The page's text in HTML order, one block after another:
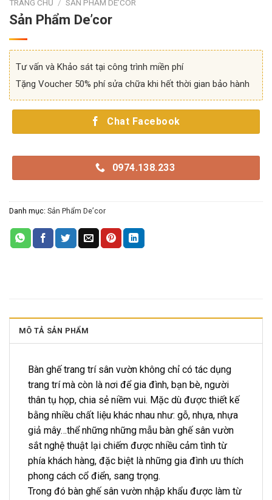
TRANG CHỦ / SẢN PHẨM DE’COR
Sản Phẩm De’cor
Tư vấn và Khảo sát tại công trình miền phí
Tặng Voucher 50% phí sửa chữa khi hết thời gian bảo hành
Chat Facebook
0974.138.233
Danh mục: Sản Phẩm De’cor
MÔ TẢ SẢN PHẨM
Bàn ghế trang trí sân vườn không chỉ có tác dụng
trang trí mà còn là nơi để gia đình, bạn bè, người
thân tụ họp, chia sẻ niềm vui. Mặc dù được thiết kế
bằng nhiều chất liệu khác nhau như: gỗ, nhựa, nhựa
giả mây…thể những những mẫu bàn ghế sân vườn
sắt nghệ thuật lại chiếm được nhiều cảm tình từ
phía khách hàng, đặc biệt là những gia đình ưu thích
phong cách cổ điển, sang trọng.
Trong đó bàn ghế sân vườn nhập khẩu được làm từ